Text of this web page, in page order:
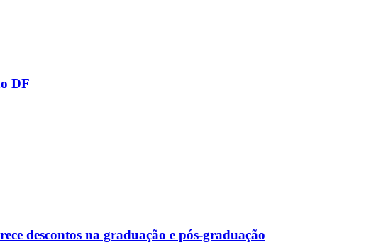
DF
descontos na graduação e pós-graduação